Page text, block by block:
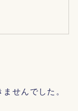
せんでした。